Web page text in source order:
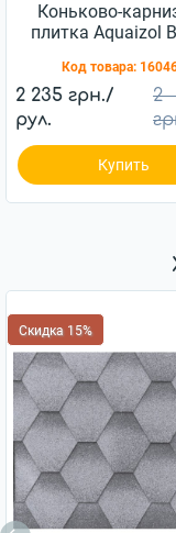
Коньково-
плитка Aquaizol
Код товара:
2 235 грн./
рул.
2
Купить
Скидка 15%